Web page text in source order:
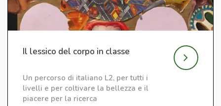
Il lessico del corpo in classe
Un percorso di italiano L2, per tutti i
livelli e per coltivare la bellezza e il
piacere per la ricerca